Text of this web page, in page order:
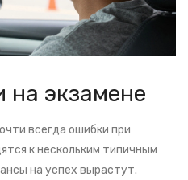
на экзамене
всегда ошибки при
к нескольким типичным
на успех вырастут.